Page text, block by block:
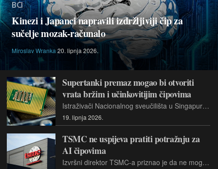
BCI
Kinezi i Japanci napravili izdržljiviji čip za
sučelje mozak-računalo
Miroslav Wranka 20. lipnja 2026.
Supertanki premaz mogao bi otvoriti
vrata bržim i učinkovitijim čipovima
Istraživači Nacionalnog sveučilišta u Singapuru i tvrtke Applied Materials razvili su metodu za uzgoj izuzetno tankih filmova na čipovima.
19. lipnja 2026.
TSMC ne uspijeva pratiti potražnju za
AI čipovima
Izvršni direktor TSMC-a priznao je da ne mogu isporučiti sve tražene količine čipova. Potražnja kupaca je, kako kaže, prevelika